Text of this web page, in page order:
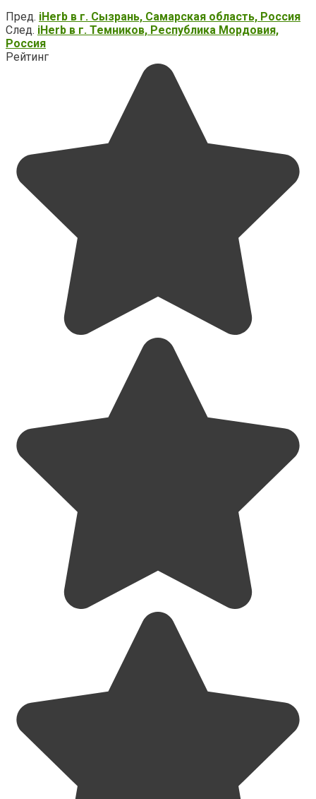
Пред. iHerb в г. Сызрань, Самарская область, Россия
След. iHerb в г. Темников, Республика Мордовия,
Россия
Рейтинг